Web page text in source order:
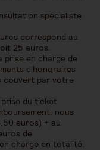
spécialiste
correspond au
25 euros.
en charge de
d'honoraires
couvert par votre
du ticket
nous
euros) + au
de
charge en totalité.